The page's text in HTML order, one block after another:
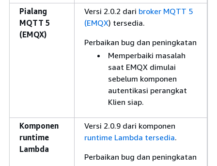
Pialang
MQTT 5
(EMQX)
Versi 2.0.2 dari broker MQTT 5
(EMQX) tersedia.
Perbaikan bug dan peningkatan
Memperbaiki masalah
saat EMQX dimulai
sebelum komponen
autentikasi perangkat
Klien siap.
Komponen
runtime
Lambda
Versi 2.0.9 dari komponen
runtime Lambda tersedia.
Perbaikan bug dan peningkatan